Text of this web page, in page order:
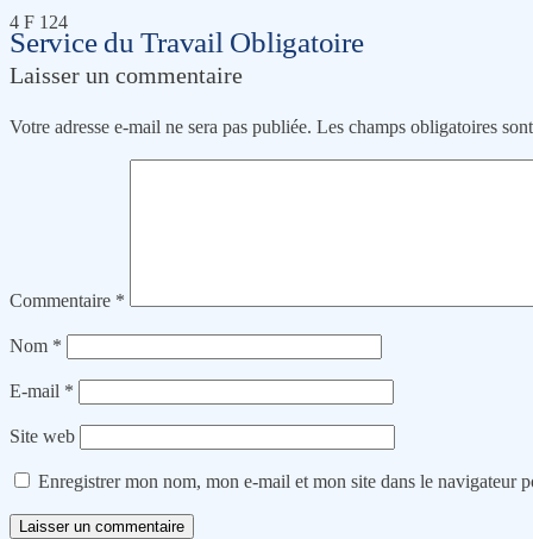
Service du Travail Obligatoire
4 F 124
Laisser un commentaire
Votre adresse e-mail ne sera pas publiée. Les champs obligatoires
Commentaire *
Nom *
E-mail *
Site web
Enregistrer mon nom, mon e-mail et mon site dans le navigateur